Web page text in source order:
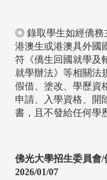
◎ 錄取學生如經僑務
港澳生或港澳具外國
符《僑生回國就學及
就學辦法》等相關法
假借、塗改、學歷資
申請、入學資格、開
書，且不發給任何學
佛光大學招生委員會
2026/01/07